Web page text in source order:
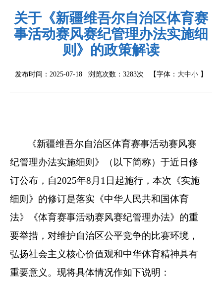
关于《新疆维吾尔自治区体育赛
事活动赛风赛纪管理办法实施细
则》的政策解读
发布时间：2025-07-18 浏览次数： 3283次 【字体： 大中小 】
《新疆维吾尔自治区体育赛事活动赛风赛
纪管理办法实施细则》（以下简称）于近日修
订公布，自2025年8月1日起施行，本次《实施
细则》的修订是落实《中华人民共和国体育
法》《体育赛事活动赛风赛纪管理办法》的重
要举措，对维护自治区公平竞争的比赛环境，
弘扬社会主义核心价值观和中华体育精神具有
重要意义。现将具体情况作如下说明：